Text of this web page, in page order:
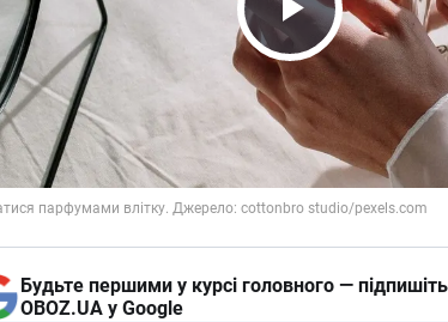
Play
Будьте першими у курсі головного —
OBOZ.UA у Google